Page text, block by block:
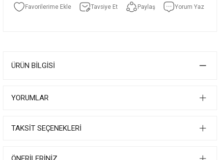
Tavsiye Et Paylaş Yorum Yaz
ÜRÜN BILGISI
YORUMLAR
TAKSIT SEÇENEKLERI